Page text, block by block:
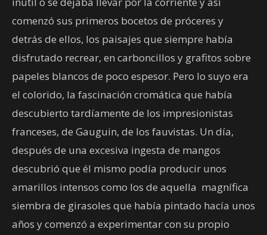
comenzó sus primeros bocetos de próceres y
detrás de ellos, los paisajes que siempre había
disfrutado recrear, en carboncillos y grafitos sobre
papeles blancos de poco espesor. Pero lo suyo era
el colorido, la fascinación cromática que había
descubierto tardíamente de los impresionistas
franceses, de Gauguin, de los fauvistas. Un día,
después de una excesiva ingesta de mangos
descubrió que él mismo podía producir unos
amarillos intensos como los de aquella magnífica
siembra de girasoles que había pintado hacía unos
años y comenzó a experimentar con su propio